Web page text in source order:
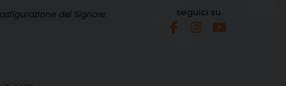
del Signore seguici su